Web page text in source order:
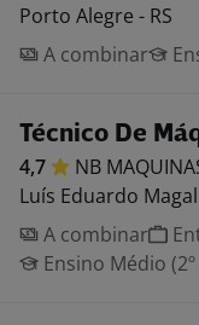
Porto Alegre - RS
A combinar
Técnico De
4,7 NB
Luís Eduardo
A combinar
Ensino Médio